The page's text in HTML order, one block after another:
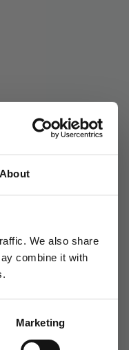
About
We also share
combine it with
Marketing